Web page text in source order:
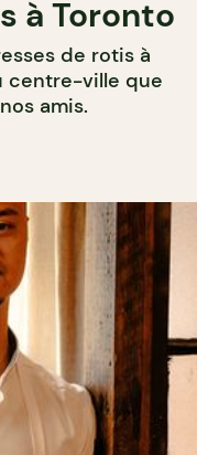
à Toronto
de rotis à
centre-ville que
amis.